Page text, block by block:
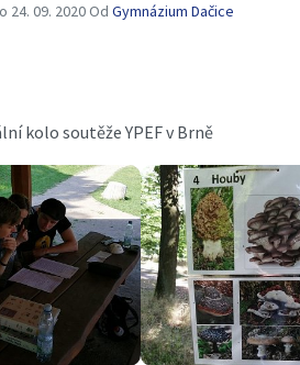
24. 09. 2020Od Gymnázium Dačice
kolo soutěže YPEF v Brně